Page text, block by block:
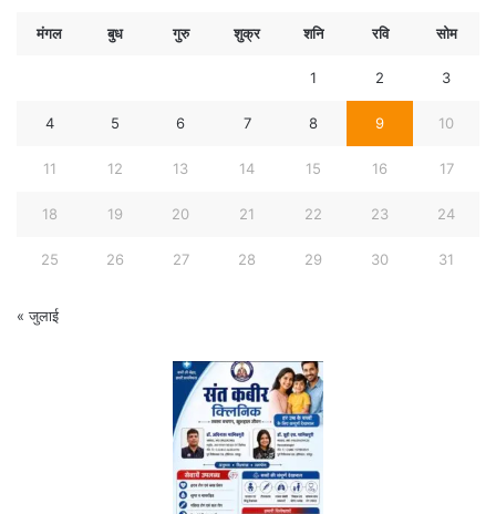
मंगल बुध गुरु शुक्र शनि रवि सोम
1 2 3
4 5 6 7 8 9 10
11 12 13 14 15 16 17
18 19 20 21 22 23 24
25 26 27 28 29 30 31
« जुलाई